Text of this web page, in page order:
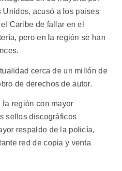
Unidos, acusó a los países
Caribe de fallar en el
pero en la región se han
cerca de un millón de
de derechos de autor.
la región con mayor
sellos discográficos
respaldo de la policía,
red de copia y venta